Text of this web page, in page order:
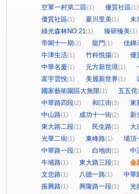
空軍一村第二區(1) 優質社區(1)
優質社區(1) 夏川里美(1) 未
綠光森林NO.21(1) 臻研臻美(1)
帝閣十一期(2) 龍門 (1) 佳鏵
牛津生活(1) 竹科悦揚(1) 優
中華名廈(1) 元方新世境(1)
富宇雲悅(1) 美麗新世界(1)
國家藝術園區大無限(1) 五五侘
中華路四段(2) 和江街(3) 東
中山路(1) 成功十一街(2) 新
東大路二段(1) 民生路(1) 大
光華二街(1) 東峰路(1) 埔頂
中華路一段(1) 白地街(1) 中
牛埔路(1) 東大路三段(1) 金
文忠路(1) 八德一路(1) 中華
振興路(1) 興隆路一段(1) 光